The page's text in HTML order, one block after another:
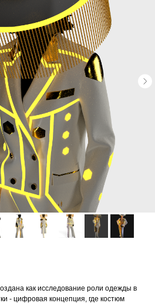
как исследование роли одежды в
- цифровая концепция, где костюм